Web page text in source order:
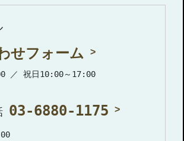
せフォーム
／ 祝日10:00～17:00
03-6880-1175